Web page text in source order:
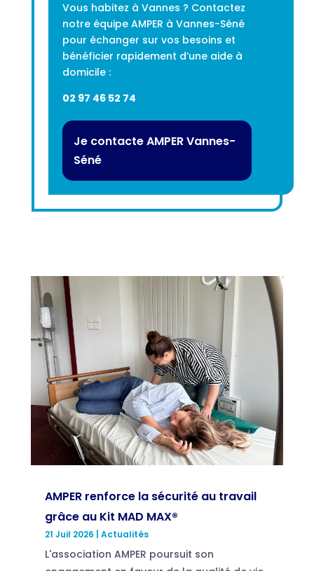
Vous habitez à Vannes ? Contactez
notre équipe AMPER à Vannes-Séné
pour échanger sur vos besoins et
bénéficier rapidement d’une aide à
domicile :
02 97 46 52 74
Je contacte AMPER Vannes-
Séné
AMPER renforce la sécurité au travail
grâce au Kit MAD MAX®
21 Juil 2026 Actualités
L'association AMPER poursuit son